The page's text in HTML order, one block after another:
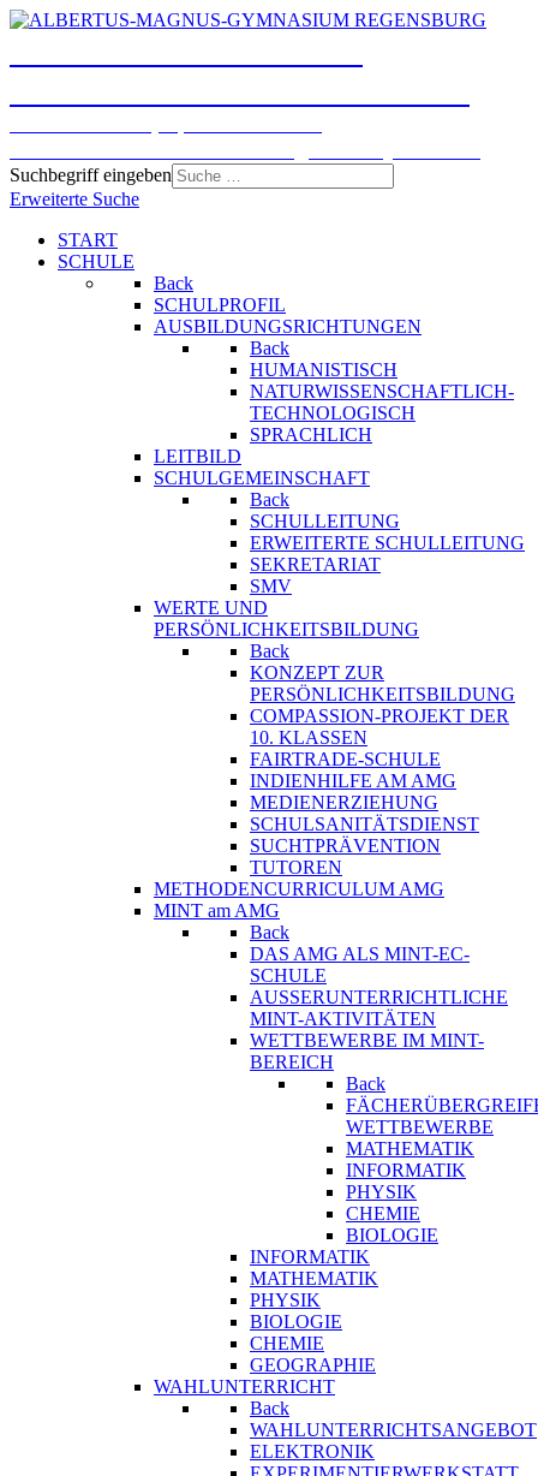
Suchbegriff eingeben
Erweiterte Suche
START
SCHULE
Back
SCHULPROFIL
AUSBILDUNGSRICHTUNGEN
Back
HUMANISTISCH
NATURWISSENSCHAFTLICH-
TECHNOLOGISCH
SPRACHLICH
LEITBILD
SCHULGEMEINSCHAFT
Back
SCHULLEITUNG
ERWEITERTE SCHULLEITUNG
SEKRETARIAT
SMV
WERTE UND
PERSÖNLICHKEITSBILDUNG
Back
KONZEPT ZUR
PERSÖNLICHKEITSBILDUNG
COMPASSION-PROJEKT DER
10. KLASSEN
FAIRTRADE-SCHULE
INDIENHILFE AM AMG
MEDIENERZIEHUNG
SCHULSANITÄTSDIENST
SUCHTPRÄVENTION
TUTOREN
METHODENCURRICULUM AMG
MINT am AMG
Back
DAS AMG ALS MINT-EC-
SCHULE
AUSSERUNTERRICHTLICHE
MINT-AKTIVITÄTEN
WETTBEWERBE IM MINT-
BEREICH
Back
WETTBEWERBE
MATHEMATIK
INFORMATIK
PHYSIK
CHEMIE
BIOLOGIE
INFORMATIK
MATHEMATIK
PHYSIK
BIOLOGIE
CHEMIE
GEOGRAPHIE
WAHLUNTERRICHT
Back
WAHLUNTERRICHTSANGEBOT
ELEKTRONIK